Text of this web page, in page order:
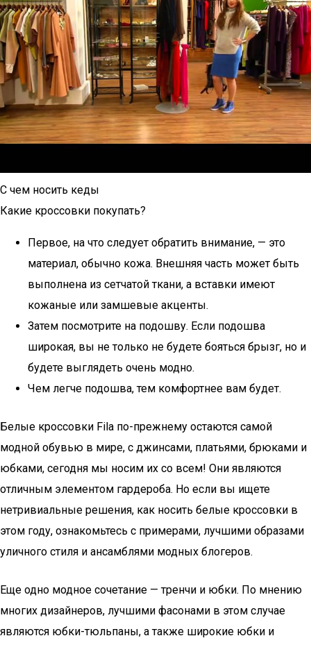
С чем носить кеды
Какие кроссовки покупать?
Первое, на что следует обратить внимание, — это
материал, обычно кожа. Внешняя часть может быть
выполнена из сетчатой ткани, а вставки имеют
кожаные или замшевые акценты.
Затем посмотрите на подошву. Если подошва
широкая, вы не только не будете бояться брызг, но и
будете выглядеть очень модно.
Чем легче подошва, тем комфортнее вам будет.
Белые кроссовки Fila по-прежнему остаются самой
модной обувью в мире, с джинсами, платьями, брюками и
юбками, сегодня мы носим их со всем! Они являются
отличным элементом гардероба. Но если вы ищете
нетривиальные решения, как носить белые кроссовки в
этом году, ознакомьтесь с примерами, лучшими образами
уличного стиля и ансамблями модных блогеров.
Еще одно модное сочетание — тренчи и юбки. По мнению
многих дизайнеров, лучшими фасонами в этом случае
являются юбки-тюльпаны, а также широкие юбки и